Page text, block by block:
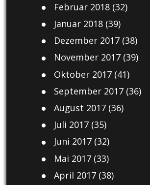
Februar 2018(32)
Januar 2018(39)
Dezember 2017(38)
November 2017(39)
Oktober 2017(41)
September 2017(36)
August 2017(36)
Juli 2017(35)
Juni 2017(32)
Mai 2017(33)
April 2017(38)